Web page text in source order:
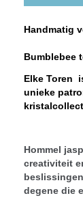
Handmatig
Bumblebee
Elke Toren
unieke
Hommel
creativiteit
degene die